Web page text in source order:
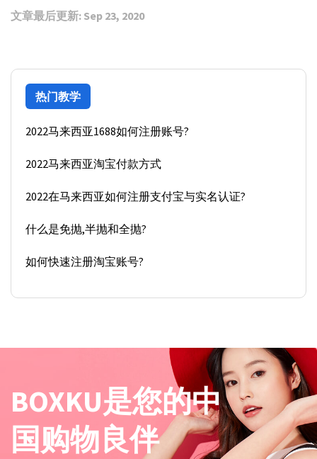
文章最后更新: Sep 23, 2020
热门教学
2022马来西亚1688如何注册账号?
2022马来西亚淘宝付款方式
2022在马来西亚如何注册支付宝与实名认证?
什么是免抛,半抛和全抛?
如何快速注册淘宝账号?
BOXKU是您的中
国购物良伴